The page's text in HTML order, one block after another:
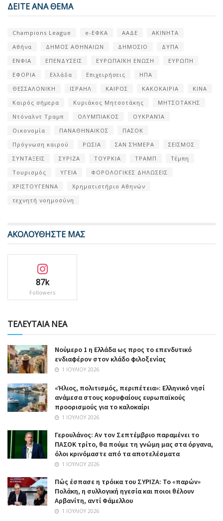
ΔΕΙΤΕ ΑΝΑ ΘΕΜΑ
Champions League e-ΕΦΚΑ ΑΑΔΕ
ΑΚΙΝΗΤΑ
Αθήνα
ΔΗΜΟΣ ΑΘΗΝΑΙΩΝ ΔΗΜΟΣΙΟ
ΔΥΠΑ
ΕΝΦΙΑ
ΕΠΕΝΔΥΣΕΙΣ ΕΥΡΩΠΑΪΚΗ ΕΝΩΣΗ
ΕΥΡΩΠΗ
ΕΦΟΡΙΑ
Ελλάδα Επιχειρήσεις
ΗΠΑ
ΘΕΣΣΑΛΟΝΙΚΗ
ΙΣΡΑΗΛ ΚΑΙΡΟΣ ΚΑΚΟΚΑΙΡΙΑ
ΚΙΝΑ
Καιρός σήμερα
Κυριάκος Μητσοτάκης
ΜΗΤΣΟΤΑΚΗΣ
Ντόναλντ Τραμπ
ΟΛΥΜΠΙΑΚΟΣ
ΟΥΚΡΑΝΊΑ
Οικονομία
ΠΑΝΑΘΗΝΑΙΚΟΣ
ΠΑΣΟΚ
Πρόγνωση καιρού
ΡΩΣΙΑ ΣΑΝ ΣΉΜΕΡΑ
ΣΕΙΣΜΟΣ
ΣΥΝΤΑΞΕΙΣ
ΣΥΡΙΖΑ ΤΟΥΡΚΙΑ ΤΡΑΜΠ
Τέμπη
Τουρισμός
ΥΓΕΙΑ
ΦΟΡΟΛΟΓΙΚΕΣ ΔΗΛΩΣΕΙΣ
ΧΡΙΣΤΟΥΓΕΝΝΑ
Χρηματιστήριο Αθηνών
τεχνητή νοημοσύνη
ΑΚΟΛΟΥΘΗΣΤΕ ΜΑΣ
87k
Followers
ΤΕΛΕΥΤΑΙΑ ΝΕΑ
Nούμερο 1 η Ελλάδα ως προς το επενδυτικό
ενδιαφέρον στον κλάδο φιλοξενίας
1 ΙΟΥΛΊΟΥ 2026
«Ήλιος, πολιτισμός, περιπέτεια»: Ελληνικό νησί
ανάμεσα στους κορυφαίους ευρωπαϊκούς
προορισμούς για το καλοκαίρι
1 ΙΟΥΛΊΟΥ 2026
Γερουλάνος: Αν τον Σεπτέμβριο παραμένει το
ΠΑΣΟΚ τρίτο, θα πούμε τη γνώμη μας στα όργανα,
όλοι κρινόμαστε από τα αποτελέσματα
1 ΙΟΥΛΊΟΥ 2026
Πώς έσπασε η τρόικα του ΣΥΡΙΖΑ: Το «παρών»
Πολάκη, η συλλογική ηγεσία και ποιοι θέλουν
Αρβανίτη, αντί Φάμελλου
1 ΙΟΥΛΊΟΥ 2026